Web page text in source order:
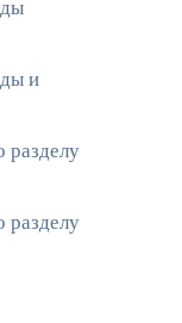
и
разделу
разделу